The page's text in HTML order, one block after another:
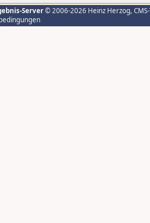
Server© 2006-2026 Heinz Herzog,